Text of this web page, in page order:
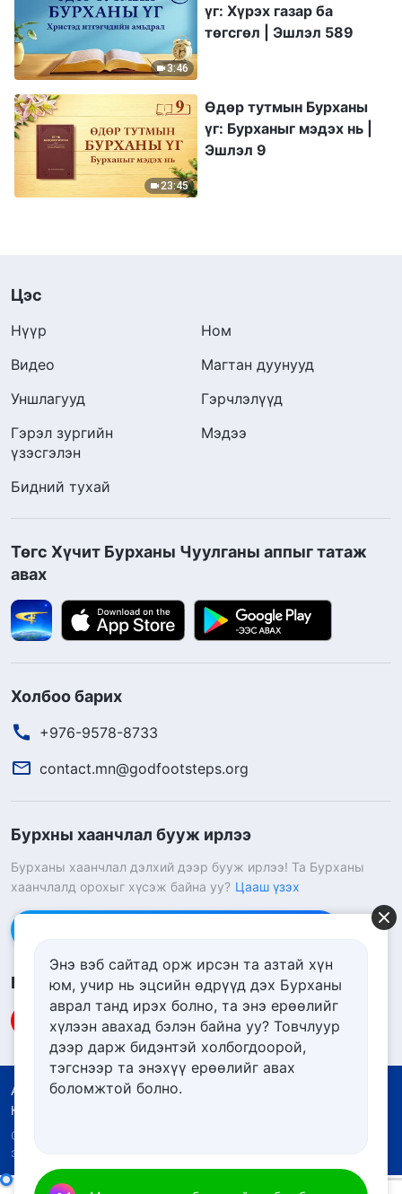
3:46
үг: Хүрэх газар ба
төгсгөл | Эшлэл 589
23:45
Өдөр тутмын Бурханы
үг: Бурханыг мэдэх нь |
Эшлэл 9
Цэс
Нүүр
Ном
Видео
Магтан дуунууд
Уншлагууд
Гэрчлэлүүд
Гэрэл зургийн
үзэсгэлэн
Мэдээ
Бидний тухай
Төгс Хүчит Бурханы Чуулганы аппыг татаж
авах
Холбоо барих
+976-9578-8733
contact.mn@godfootsteps.org
Бурхны хаанчлал бууж ирлээ
Бурханы хаанчлал дэлхий дээр бууж ирлээ! Та Бурханы
хаанчлалд орохыг хүсэж байна уу? Цааш үзэх
Биднийг дагах
Ашиглалтын нөхцөлүүд
Нууцлалын бодлого
Кредит
Copyright © 2026
эрх хуулиар хамгаалагдсан.
Энэ вэб сайтад орж ирсэн та азтай хүн
юм, учир нь эцсийн өдрүүд дэх Бурханы
аврал танд ирэх болно, та энэ ерѳѳлийг
хүлээн авахад бэлэн байна уу? Товчлуур
дээр дарж бидэнтэй холбогдоорой,
тэгснээр та энэхүү ерѳѳлийг авах
боломжтой болно.